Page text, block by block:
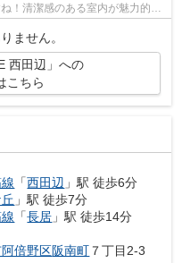
！清潔感のある室内が魅力的な
ません。
西田辺」への
こちら
「西田辺 」駅 徒歩6分
」駅 徒歩7分
「長居 」駅 徒歩14分
倍野区阪南町 ７丁目2-3